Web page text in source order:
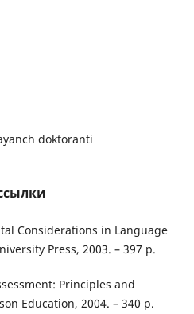
doktoranti
Considerations in Language
Press, 2003. – 397 p.
Principles and
Education, 2004. – 340 p.